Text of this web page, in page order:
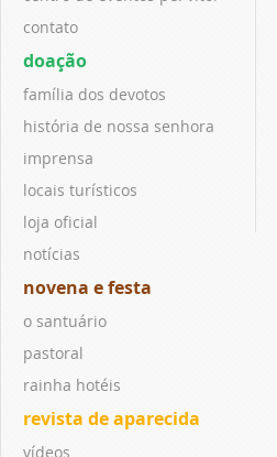
contato
doação
família dos devotos
história de nossa senhora
imprensa
locais turísticos
loja oficial
notícias
novena e festa
o santuário
pastoral
rainha hotéis
revista de aparecida
vídeos